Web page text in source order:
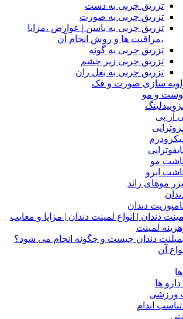
تزریق چربی به دست
تزریق چربی به صورت
تزریق چربی به باسن | عوارض ،مزایا
،مراقبت ها و روش انجام آن
تزریق چربی به گونه
تزریق چربی زیر چشم
تزریق چربی به بغل ران
سازی صورت و فک
پوست و مو
آر پی
مو
ابرو
موهای زائد
دندان
دندان | انواع لمینت دندان | مزاپا و معایب
لمینت
دندان چیست و چگونه انجام می شود؟
آن
ها
ورزشی
اندام